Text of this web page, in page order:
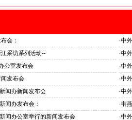
会：
门安全
·中
杭
采访系列活动--
受采访
·中
推
公室发布会 ·中
发布会
效
·中
湖
闻办新闻发布会
宁接受采访：第七届数字中国建设峰会一定
·中
闻办发布会： ·韦
闻办公室举行的新闻发布会 ·中